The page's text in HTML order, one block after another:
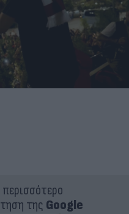
περισσότερο
της Google